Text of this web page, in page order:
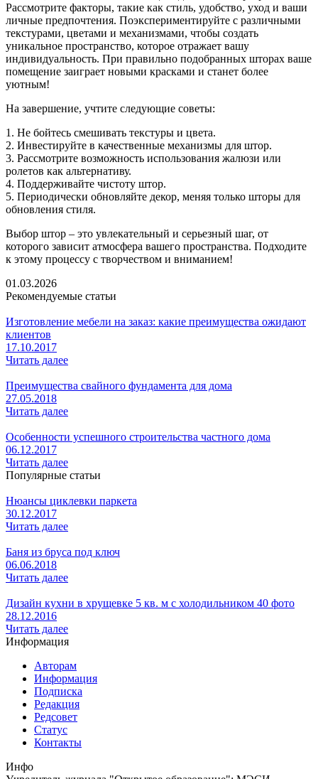
Рассмотрите факторы, такие как стиль, удобство, уход и ваши
личные предпочтения. Поэкспериментируйте с различными
текстурами, цветами и механизмами, чтобы создать
уникальное пространство, которое отражает вашу
индивидуальность. При правильно подобранных шторах ваше
помещение заиграет новыми красками и станет более
уютным!
На завершение, учтите следующие советы:
1. Не бойтесь смешивать текстуры и цвета.
2. Инвестируйте в качественные механизмы для штор.
3. Рассмотрите возможность использования жалюзи или
ролетов как альтернативу.
4. Поддерживайте чистоту штор.
5. Периодически обновляйте декор, меняя только шторы для
обновления стиля.
Выбор штор – это увлекательный и серьезный шаг, от
которого зависит атмосфера вашего пространства. Подходите
к этому процессу с творчеством и вниманием!
01.03.2026
Рекомендуемые статьи
Изготовление мебели на заказ: какие преимущества ожидают
клиентов
17.10.2017
Читать далее
Преимущества свайного фундамента для дома
27.05.2018
Читать далее
Особенности успешного строительства частного дома
06.12.2017
Читать далее
Популярные статьи
Нюансы циклевки паркета
30.12.2017
Читать далее
Баня из бруса под ключ
06.06.2018
Читать далее
Дизайн кухни в хрущевке 5 кв. м с холодильником 40 фото
28.12.2016
Читать далее
Информация
Авторам
Информация
Подписка
Редакция
Редсовет
Статус
Контакты
Инфо